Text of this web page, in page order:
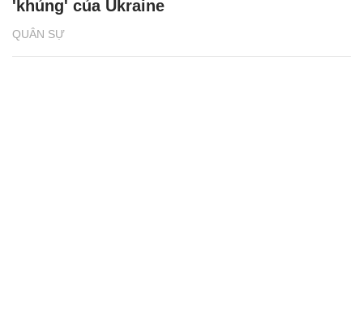
QUÂN SỰ
'khủng' của Ukraine